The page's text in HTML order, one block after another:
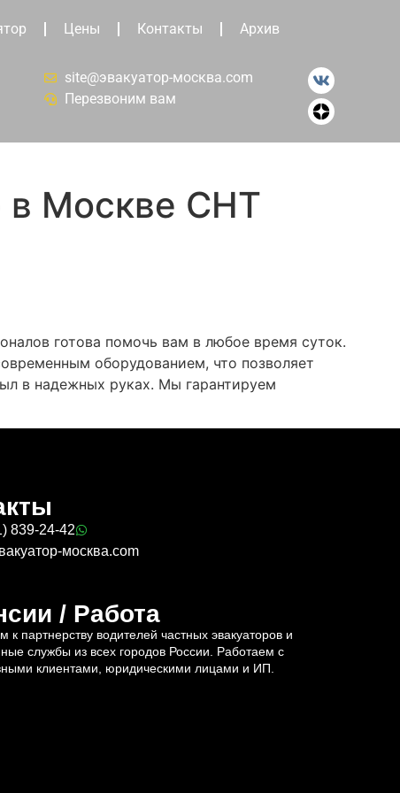
Цены Контакты Архив
site@эвакуатор-москва.com
Перезвоним вам
в Москве СНТ
готова помочь вам в любое время суток.
оборудованием, что позволяет
в надежных руках. Мы гарантируем
839-24-42
москва.com
/ Работа
к партнерству водителей частных эвакуаторов и
службы из всех городов России. Работаем с
клиентами, юридическими лицами и ИП.